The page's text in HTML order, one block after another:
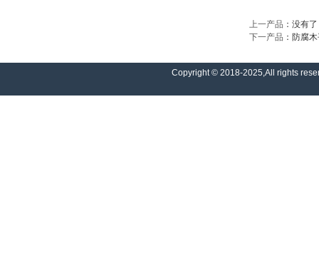
上一产品 ：没有了
下一产品 ： 防腐
Copyright © 2018-2025,All rights